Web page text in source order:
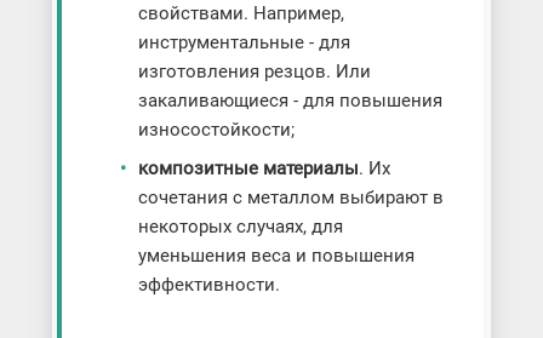
свойствами. Например,
инструментальные - для
изготовления резцов. Или
закаливающиеся - для повышения
износостойкости;
композитные материалы. Их
сочетания с металлом выбирают в
некоторых случаях, для
уменьшения веса и повышения
эффективности.